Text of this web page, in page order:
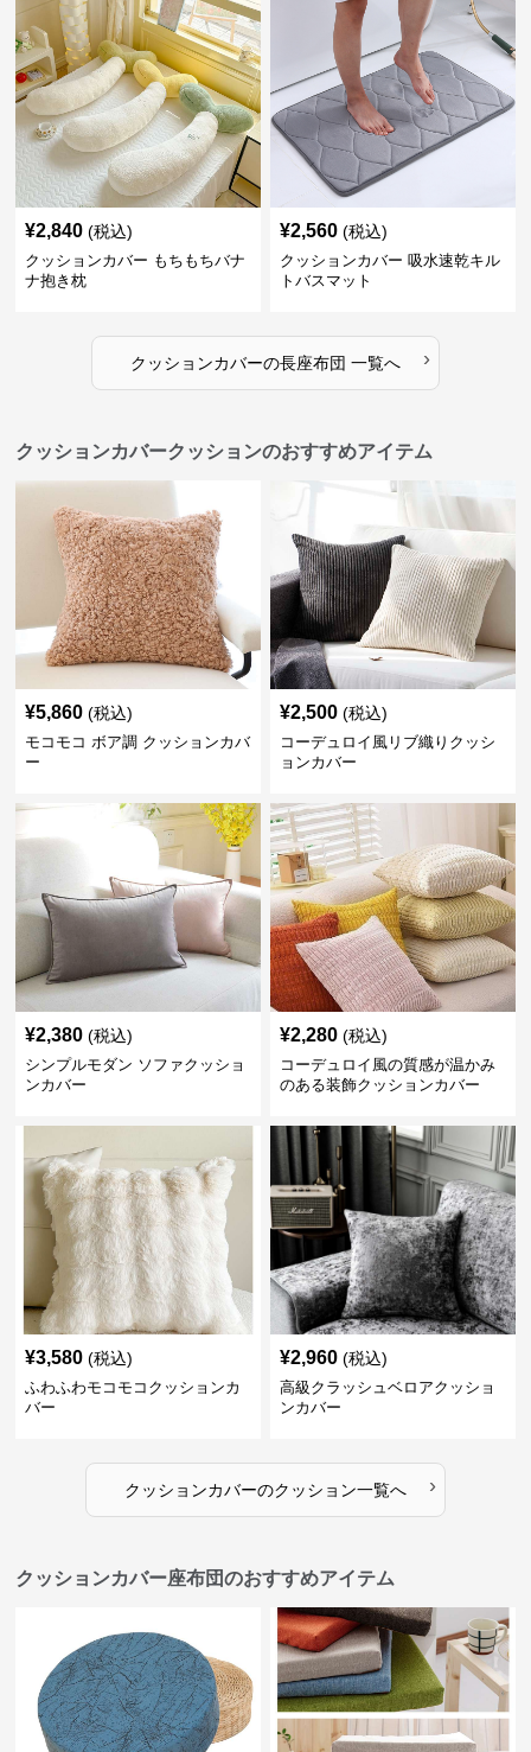
¥2,840 (税込)
クッションカバー もちもちバナ
ナ抱き枕
¥2,560 (税込)
クッションカバー 吸水速乾キル
トバスマット
クッションカバーの長座布団 一覧へ ›
クッションカバークッションのおすすめアイテム
¥5,860 (税込)
モコモコ ボア調 クッションカバ
ー
¥2,500 (税込)
コーデュロイ風リブ織りクッシ
ョンカバー
¥2,380 (税込)
シンプルモダン ソファクッショ
ンカバー
¥2,280 (税込)
コーデュロイ風の質感が温かみ
のある装飾クッションカバー
¥3,580 (税込)
ふわふわモコモコクッションカ
バー
¥2,960 (税込)
高級クラッシュベロアクッショ
ンカバー
クッションカバーのクッション一覧へ ›
クッションカバー座布団のおすすめアイテム